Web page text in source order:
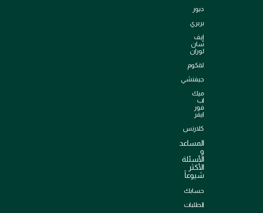
ديور
بربري
إيف
سان
لوران
لانكوم
جيفنشي
ميك
اب
فور
ايفر
كلارنس
المساعد
و
الأسئلة
الأكثر
شيوعاً
حسابك
الطلبات